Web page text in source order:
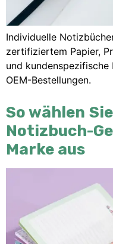
Individuelle
zertifiziertem Papier,
und kundenspezifische
OEM-Bestellungen.
So wählen
Notizbuch-
Marke aus